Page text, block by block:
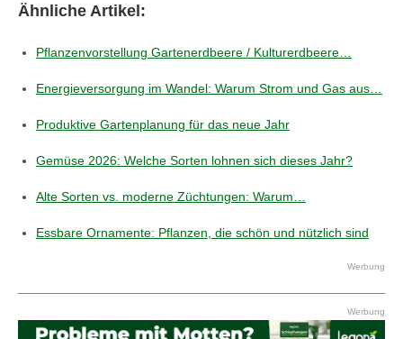
Ähnliche Artikel:
Pflanzenvorstellung Gartenerdbeere / Kulturerdbeere…
Energieversorgung im Wandel: Warum Strom und Gas aus…
Produktive Gartenplanung für das neue Jahr
Gemüse 2026: Welche Sorten lohnen sich dieses Jahr?
Alte Sorten vs. moderne Züchtungen: Warum…
Essbare Ornamente: Pflanzen, die schön und nützlich sind
Werbung
Werbung